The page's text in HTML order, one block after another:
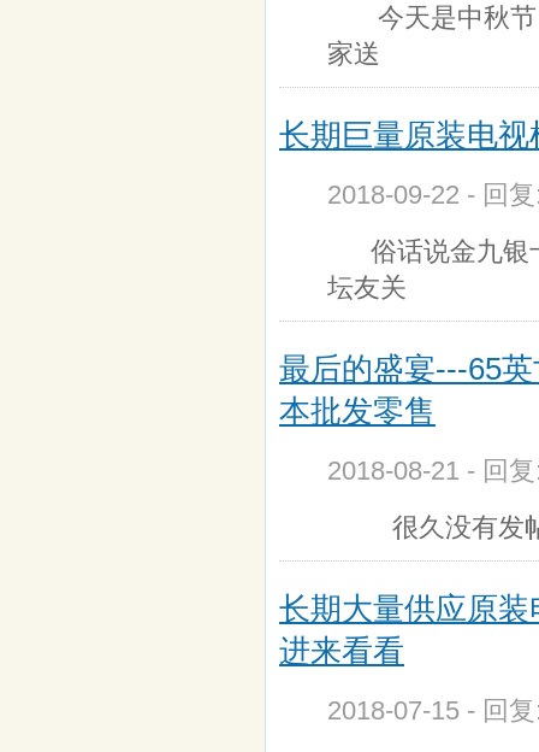
今天是中秋节
家送
长期巨量原装电
2018-09-22 - 回
俗话说金九银
坛友关
最后的盛宴---65
本批发零售
2018-08-21 - 回
很久没有发帖
长期大量供应原
进来看看
2018-07-15 - 回